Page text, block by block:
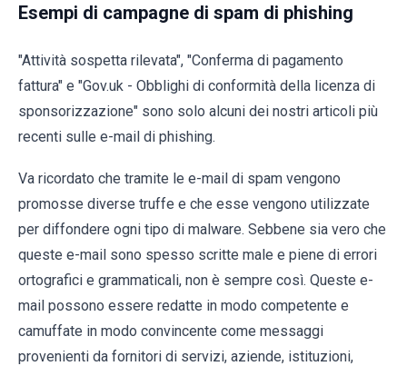
Esempi di campagne di spam di phishing
"Attività sospetta rilevata", "Conferma di pagamento
fattura" e "Gov.uk - Obblighi di conformità della licenza di
sponsorizzazione" sono solo alcuni dei nostri articoli più
recenti sulle e-mail di phishing.
Va ricordato che tramite le e-mail di spam vengono
promosse diverse truffe e che esse vengono utilizzate
per diffondere ogni tipo di malware. Sebbene sia vero che
queste e-mail sono spesso scritte male e piene di errori
ortografici e grammaticali, non è sempre così. Queste e-
mail possono essere redatte in modo competente e
camuffate in modo convincente come messaggi
provenienti da fornitori di servizi, aziende, istituzioni,